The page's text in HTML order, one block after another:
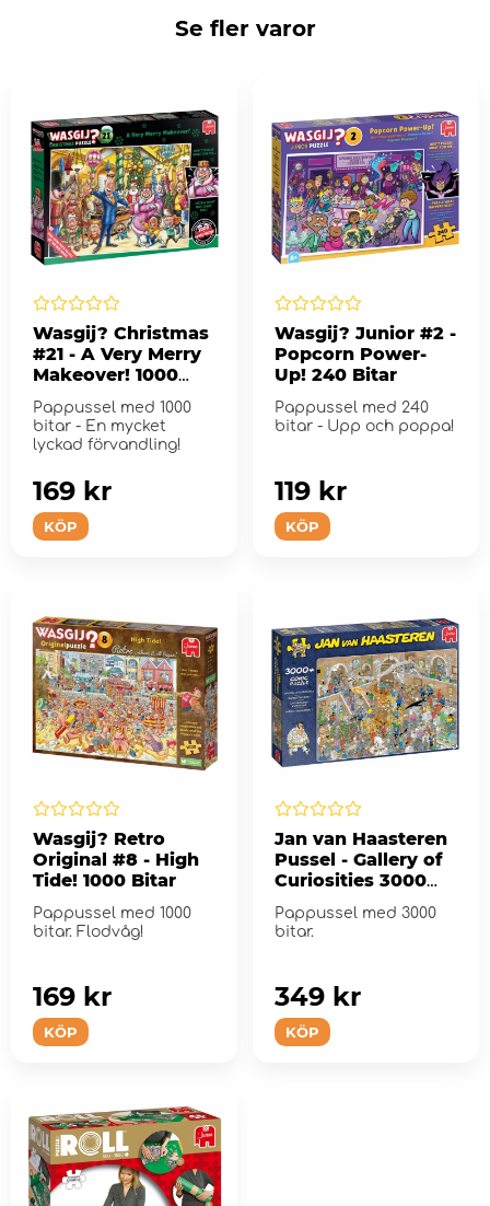
Se fler varor
Wasgij? Christmas
#21 - A Very Merry
Makeover! 1000
Bitar
Pappussel med 1000
bitar - En mycket
lyckad förvandling!
KÖP
169 kr
Wasgij? Junior #2 -
Popcorn Power-
Up! 240 Bitar
Pappussel med 240
bitar - Upp och poppa!
KÖP
119 kr
Wasgij? Retro
Original #8 - High
Tide! 1000 Bitar
Pappussel med 1000
bitar. Flodvåg!
KÖP
169 kr
Jan van Haasteren
Pussel - Gallery of
Curiosities 3000
Pappussel med 3000
bitar.
KÖP
349 kr